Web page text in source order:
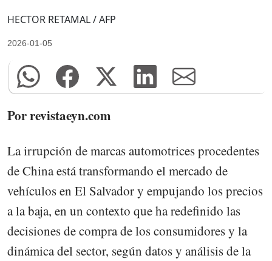
HECTOR RETAMAL / AFP
2026-01-05
Por revistaeyn.com
La irrupción de marcas automotrices procedentes
de China está transformando el mercado de
vehículos en El Salvador y empujando los precios
a la baja, en un contexto que ha redefinido las
decisiones de compra de los consumidores y la
dinámica del sector, según datos y análisis de la